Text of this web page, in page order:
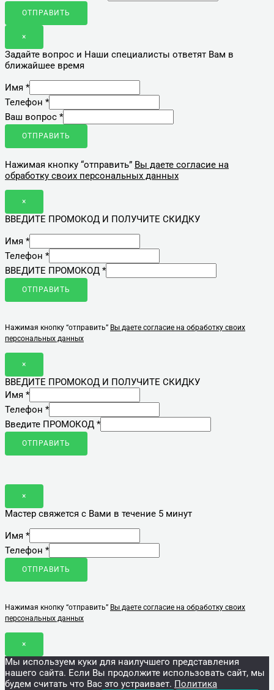
ОТПРАВИТЬ
×
Задайте вопрос и Наши специалисты ответят Вам в
ближайшее время
Имя *
Телефон *
Ваш вопрос *
ОТПРАВИТЬ
Нажимая кнопку “отправить” Вы даете согласие на
обработку своих персональных данных
×
ВВЕДИТЕ ПРОМОКОД И ПОЛУЧИТЕ СКИДКУ
Имя *
Телефон *
ВВЕДИТЕ ПРОМОКОД *
ОТПРАВИТЬ
Нажимая кнопку “отправить” Вы даете согласие на обработку своих
персональных данных
×
ВВЕДИТЕ ПРОМОКОД И ПОЛУЧИТЕ СКИДКУ
Имя *
Телефон *
Введите ПРОМОКОД *
ОТПРАВИТЬ
×
Мастер свяжется с Вами в течение 5 минут
Имя *
Телефон *
ОТПРАВИТЬ
Нажимая кнопку “отправить” Вы даете согласие на обработку своих
персональных данных
×
Мы используем куки для наилучшего представления
нашего сайта. Если Вы продолжите использовать сайт, мы
будем считать что Вас это устраивает. Политика